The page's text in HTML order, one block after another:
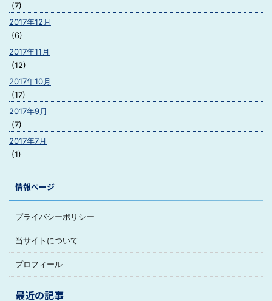
(7)
2017年12月
(6)
2017年11月
(12)
2017年10月
(17)
2017年9月
(7)
2017年7月
(1)
情報ページ
プライバシーポリシー
当サイトについて
プロフィール
最近の記事